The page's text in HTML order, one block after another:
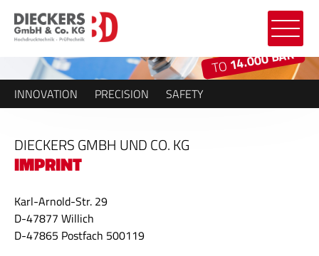
INNOVATION PRECISION SAFETY
TO14.000 BAR
DIECKERS GMBH UND CO. KG
IMPRINT
Karl-Arnold-Str. 29
D-47877 Willich
D-47865 Postfach 500119